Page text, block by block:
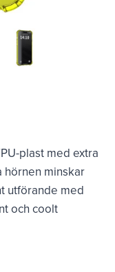
plast med extra
hörnen minskar
utförande med
och coolt